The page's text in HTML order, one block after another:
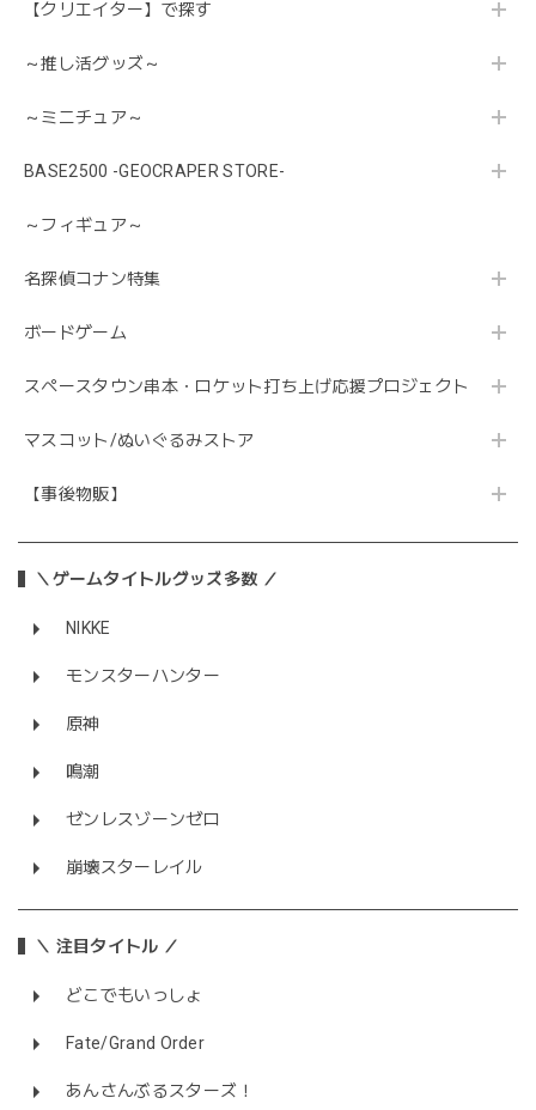
【クリエイター】で探す
～推し活グッズ～
～ミニチュア～
BASE2500 -GEOCRAPER STORE-
～フィギュア～
名探偵コナン特集
ボードゲーム
スペースタウン串本・ロケット打ち上げ応援プロジェクト
マスコット/ぬいぐるみストア
【事後物販】
＼ゲームタイトルグッズ多数 ／
NIKKE
モンスターハンター
原神
鳴潮
ゼンレスゾーンゼロ
崩壊スターレイル
＼ 注目タイトル ／
どこでもいっしょ
Fate/Grand Order
あんさんぶるスターズ！